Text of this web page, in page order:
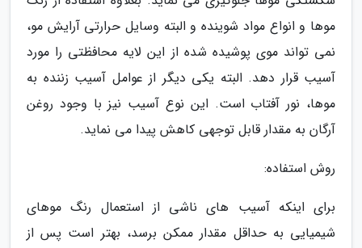
موها و انواع مواد شوینده و البته وسایل حرارتی آرایش مو،
نمی تواند موی پوشیده شده از این لایه محافظتی را مورد
آسیب قرار دهد. البته یکی دیگر از عوامل آسیب زننده به
موها، نور آفتاب است. این نوع آسیب نیز با وجود روغن
آرگان به مقدار قابل توجهی کاهش پیدا می نماید.
روش استفاده:
برای اینکه آسیب های ناشی از استعمال رنگ موهای
شیمیایی به حداقل مقدار ممکن برسد، بهتر است پس از